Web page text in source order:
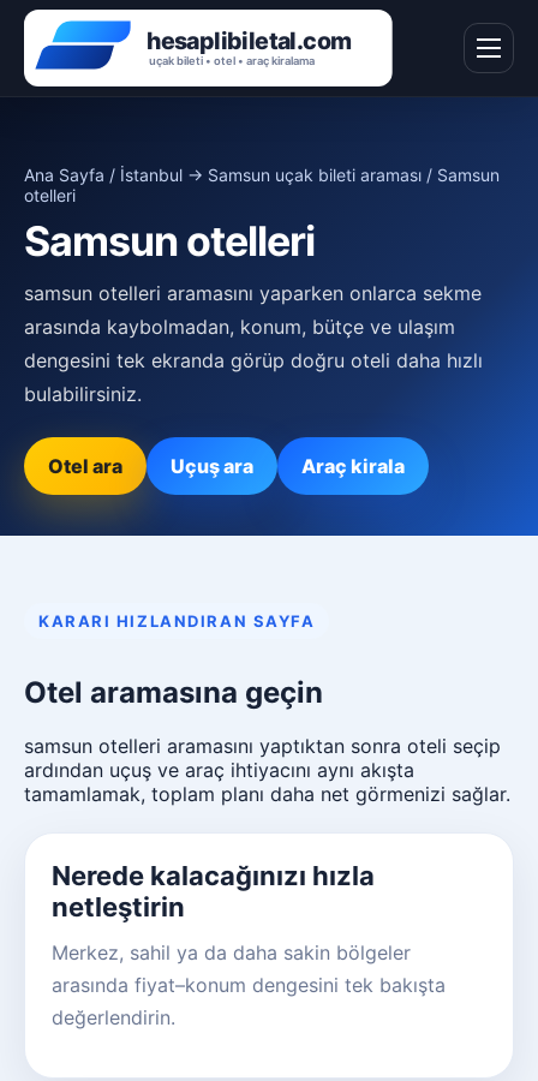
Ana Sayfa / İstanbul → Samsun uçak bileti araması / Samsun
otelleri
Samsun otelleri
samsun otelleri aramasını yaparken onlarca sekme
arasında kaybolmadan, konum, bütçe ve ulaşım
dengesini tek ekranda görüp doğru oteli daha hızlı
bulabilirsiniz.
Otel ara Uçuş ara Araç kirala
KARARI HIZLANDIRAN SAYFA
Otel aramasına geçin
samsun otelleri aramasını yaptıktan sonra oteli seçip
ardından uçuş ve araç ihtiyacını aynı akışta
tamamlamak, toplam planı daha net görmenizi sağlar.
Nerede kalacağınızı hızla
netleştirin
Merkez, sahil ya da daha sakin bölgeler
arasında fiyat–konum dengesini tek bakışta
değerlendirin.